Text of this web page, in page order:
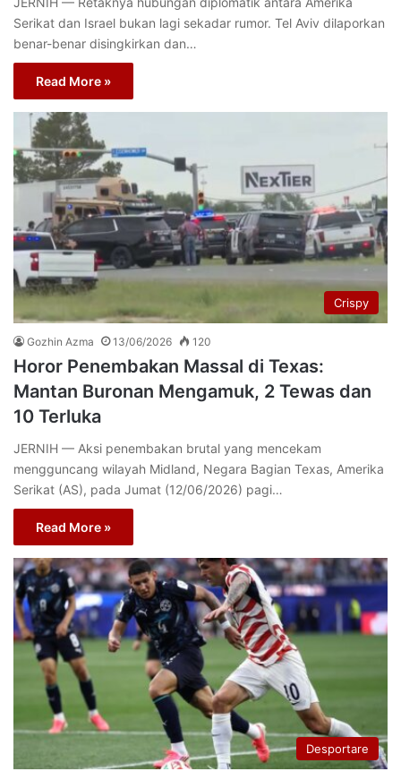
Serikat dan Israel bukan lagi sekadar rumor. Tel Aviv dilaporkan
benar-benar disingkirkan dan…
Read More »
Crispy
Gozhin Azma 13/06/2026 120
Horor Penembakan Massal di Texas:
Mantan Buronan Mengamuk, 2 Tewas dan
10 Terluka
JERNIH — Aksi penembakan brutal yang mencekam
mengguncang wilayah Midland, Negara Bagian Texas, Amerika
Serikat (AS), pada Jumat (12/06/2026) pagi…
Read More »
Desportare